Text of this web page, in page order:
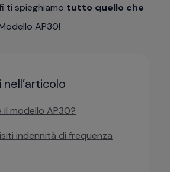
ti spieghiamo tutto quello che
AP30!
il modello AP30?
indennità di frequenza